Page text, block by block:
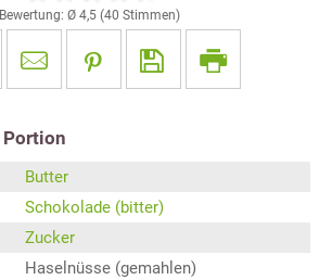
Bewertung: Ø 4,5(40 Stimmen)
Portion
Butter
Schokolade (bitter)
Zucker
Haselnüsse (gemahlen)